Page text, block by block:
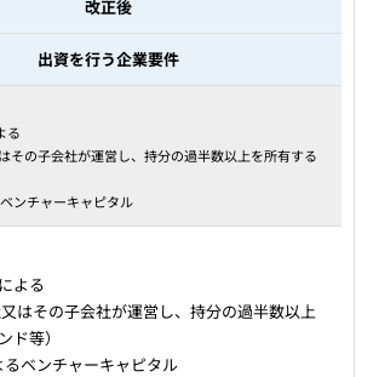
改正後
出資を行う企業要件
る
その子会社が運営し、持分の過半数以上を所有する
ンチャーキャピタル
よる
はその子会社が運営し、持分の過半数以上
ド等）
ベンチャーキャピタル